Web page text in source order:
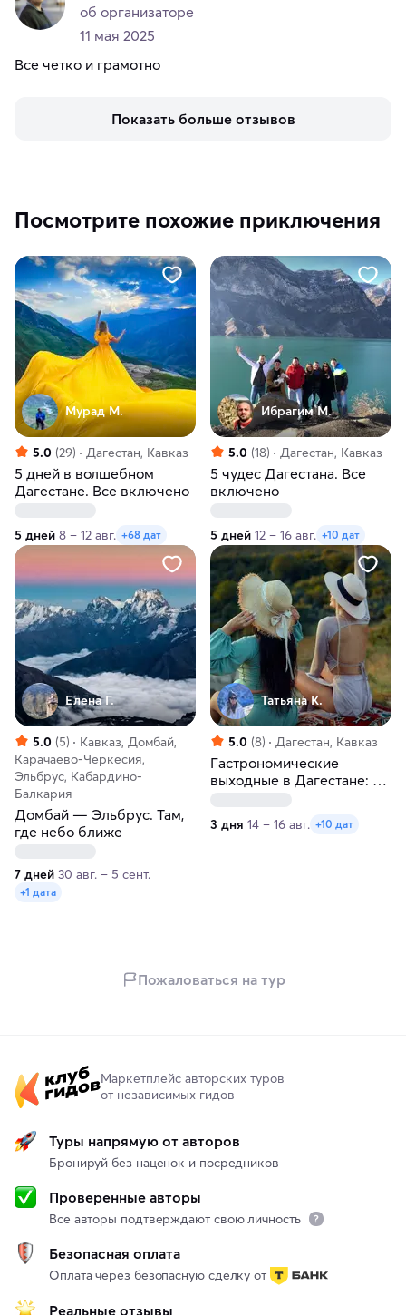
об организаторе
11 мая 2025
Все четко и грамотно
Показать больше отзывов
Посмотрите похожие приключения
Мурад М.
5.0 (29) Дагестан, Кавказ
5 дней в волшебном
Дагестане. Все включено
5 дней 8 – 12 авг. +68 дат
Ибрагим М.
5.0 (18) Дагестан, Кавказ
5 чудес Дагестана. Все
включено
5 дней 12 – 16 авг. +10 дат
Елена Г.
5.0 (5)
Кавказ, Домбай,
Карачаево-Черкесия,
Эльбрус, Кабардино-
Балкария
Домбай — Эльбрус. Там,
где небо ближе
7 дней 30 авг. – 5 сент.
+1 дата
Татьяна К.
5.0 (8) Дагестан, Кавказ
Гастрономические
выходные в Дагестане: 3
3 дня 14 – 16 авг. +10 дат
Пожаловаться на тур
Маркетплейс авторских туров
от независимых гидов
Туры напрямую от авторов
Бронируй без наценок и посредников
Проверенные авторы
Все авторы подтверждают свою личность
Безопасная оплата
Оплата через безопасную сделку от
Реальные отзывы